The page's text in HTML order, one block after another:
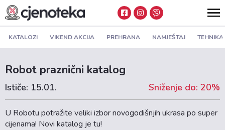
KATALOZI VIKEND AKCIJA PREHRANA NAMJEŠTAJ TEHNIKA
Robot praznični katalog
Ističe: 15.01. Sniženje do: 20%
U Robotu potražite veliki izbor novogodišnjih ukrasa po super
cijenama! Novi katalog je tu!